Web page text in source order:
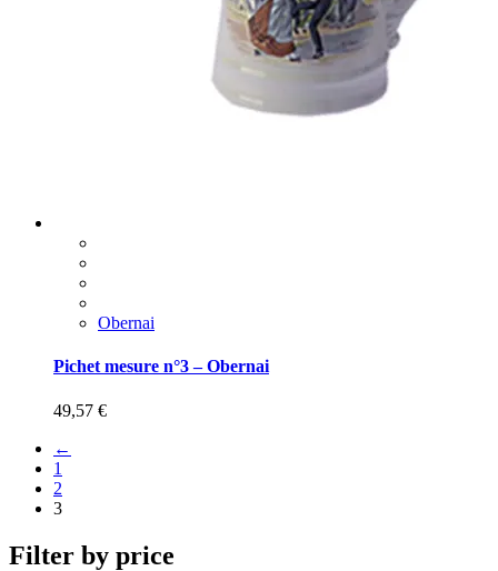
Obernai
Pichet mesure n°3 – Obernai
49,57 €
←
1
2
3
Filter by price